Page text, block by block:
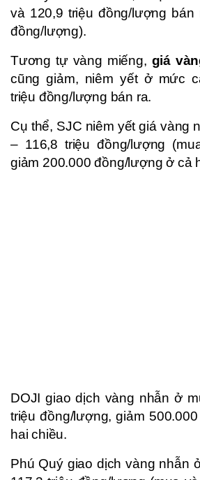
và 120,9 triệu đồng/lượng bán
đồng/lượng).
Tương tự vàng miếng, giá
cũng giảm, niêm yết ở mức
triệu đồng/lượng bán ra.
Cụ thể, SJC niêm yết giá vàng
– 116,8 triệu đồng/lượng
giảm 200.000 đồng/lượng ở cả
DOJI giao dịch vàng nhẫn ở
triệu đồng/lượng, giảm
hai chiều.
Phú Quý giao dịch vàng nhẫn